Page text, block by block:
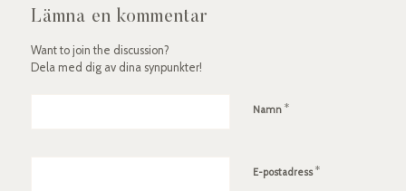
Lämna en kommentar
Want to join the discussion?
Dela med dig av dina synpunkter!
Namn *
E-postadress*